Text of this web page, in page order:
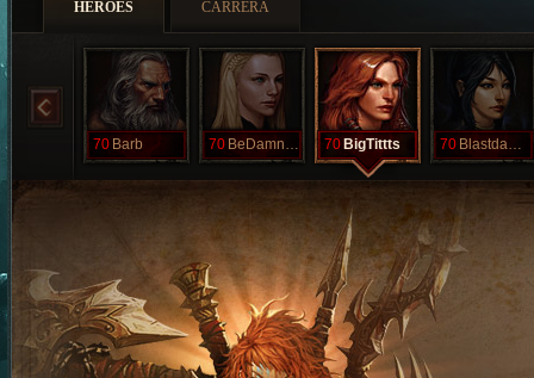
HÉROES CARRERA
70 Barb 70 BeDamntoHell 70 BigTittts 70 BlastdaPast